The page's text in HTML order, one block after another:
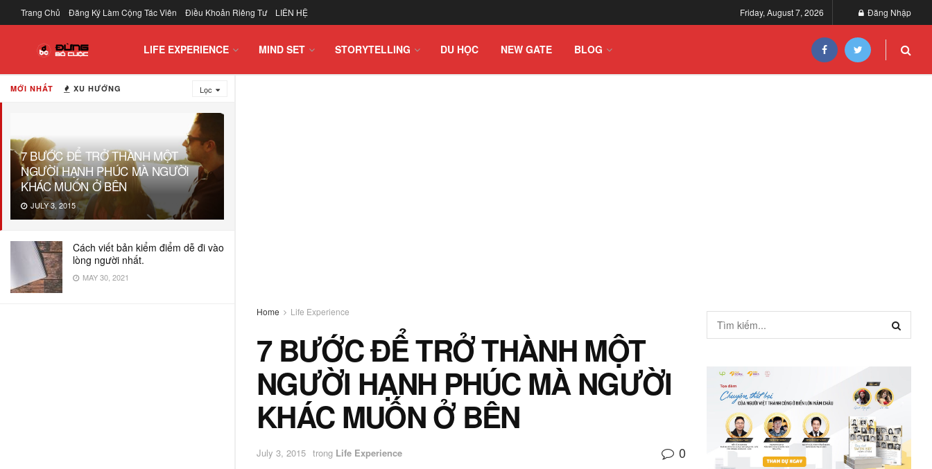
MỚI NHẤT XU HƯỚNG Lọc
7 BƯỚC ĐỂ TRỞ THÀNH MỘT
NGƯỜI HẠNH PHÚC MÀ NGƯỜI
KHÁC MUỐN Ở BÊN
JULY 3, 2015
Cách viết bản kiểm điểm dễ đi vào
lòng người nhất.
MAY 30, 2021
Trang Chủ Đăng Ký Làm Cộng Tác Viên Điều Khoản Riêng Tư LIÊN HỆ Friday, August 7, 2026 Đăng Nhập
LIFE EXPERIENCE MIND SET STORYTELLING DU HỌC NEW GATE BLOG
Home Life Experience
7 BƯỚC ĐỂ TRỞ THÀNH MỘT
NGƯỜI HẠNH PHÚC MÀ NGƯỜI
KHÁC MUỐN Ở BÊN
July 3, 2015 trong Life Experience 0